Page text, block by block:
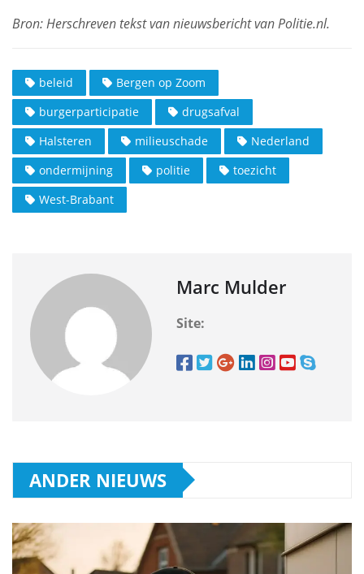
beleid
Bergen op Zoom
burgerparticipatie
drugsafval
Halsteren
milieuschade
Nederland
ondermijning
politie
toezicht
West-Brabant
Marc Mulder
Site:
ANDER NIEUWS